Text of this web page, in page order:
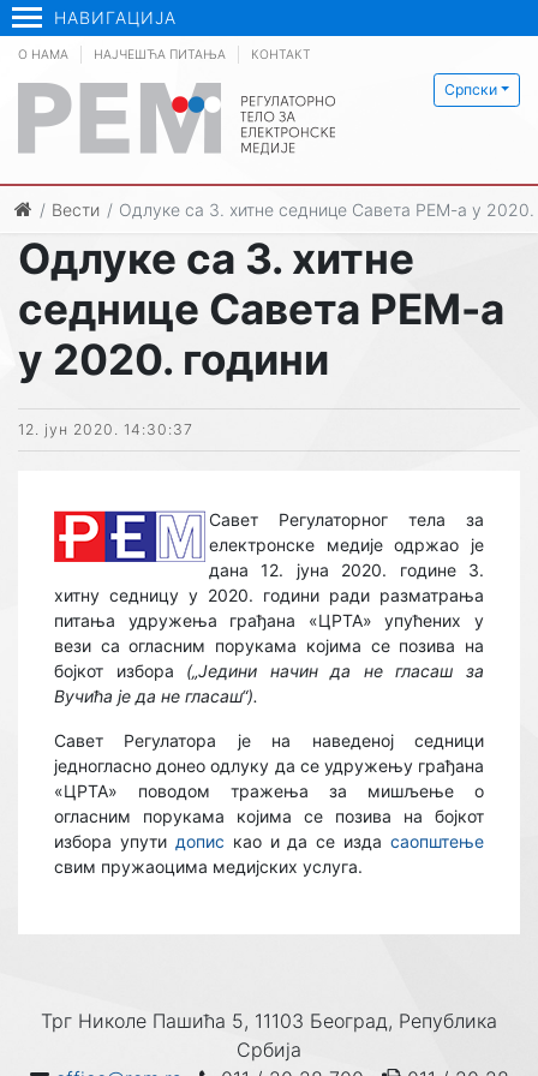
НАВИГАЦИЈА
Српски
О НАМА НАЈЧЕШЋА ПИТАЊА КОНТАКТ
Вести Одлуке са 3. хитне седнице Савета РЕМ-а у 2020.
Одлуке са 3. хитне
седнице Савета РЕМ-а
у 2020. години
12. јун 2020. 14:30:37
Савет Регулаторног тела за
електронске медије одржао је
дана 12. јуна 2020. године 3.
хитну седницу у 2020. години ради разматрања
питања удружења грађана «ЦРТА» упућених у
вези са огласним порукама којима се позива на
бојкот избора („Једини начин да не гласаш за
Вучића је да не гласаш“).
Савет Регулатора је на наведеној седници
једногласно донео одлуку да се удружењу грађана
«ЦРТА» поводом тражењa за мишљењe о
огласним порукама којима се позива на бојкот
избора упути допис као и да се изда саопштење
свим пружаоцима медијских услуга.
Трг Николе Пашића 5, 11103 Београд, Република
Србија